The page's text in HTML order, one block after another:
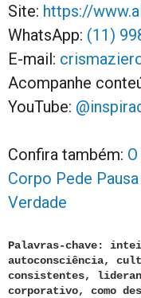
Site: https://
WhatsApp: (11)
E-mail:
Acompanhe
YouTube:
Confira também:
Corpo Pede
Verdade
Palavras-chave:
autoconsciência,
consistentes,
corporativo, como